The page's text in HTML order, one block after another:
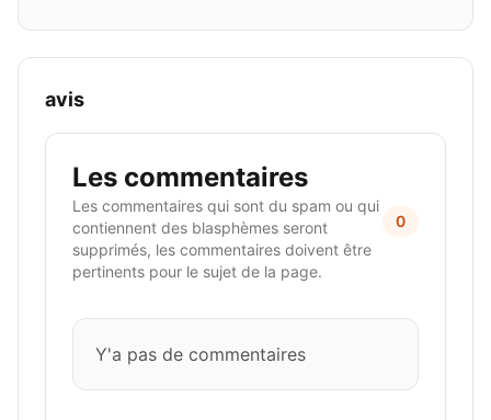
avis
Les commentaires
Les commentaires qui sont du spam ou qui
contiennent des blasphèmes seront
supprimés, les commentaires doivent être
pertinents pour le sujet de la page.
0
Y'a pas de commentaires